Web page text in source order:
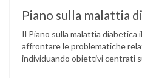
Piano sulla malattia
Il Piano sulla malattia diabetica
affrontare le problematiche
individuando obiettivi centrati